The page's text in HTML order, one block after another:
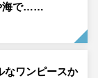
海で……
なワンピースか